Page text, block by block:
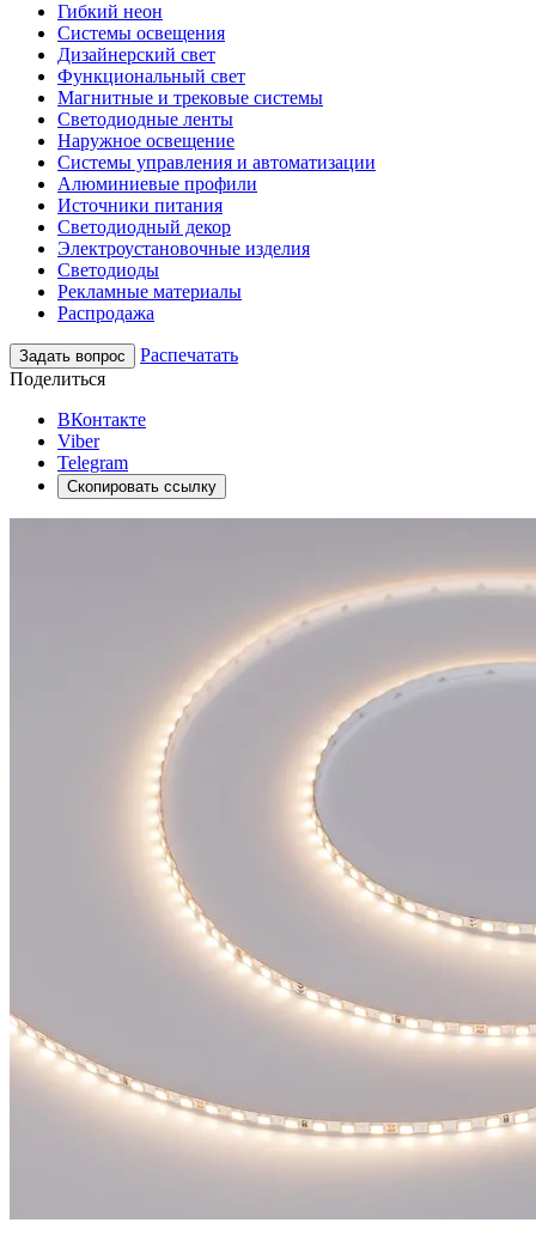
Гибкий неон
Системы освещения
Дизайнерский свет
Функциональный свет
Магнитные и трековые системы
Светодиодные ленты
Наружное освещение
Системы управления и автоматизации
Алюминиевые профили
Источники питания
Светодиодный декор
Электроустановочные изделия
Светодиоды
Рекламные материалы
Распродажа
Задать вопрос
Распечатать
Поделиться
ВКонтакте
Viber
Telegram
Скопировать ссылку